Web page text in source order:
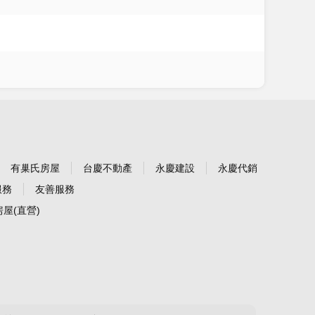
有巢氏房屋 台慶不動產 永慶建設
永慶代銷
友善服務
屋(直營)